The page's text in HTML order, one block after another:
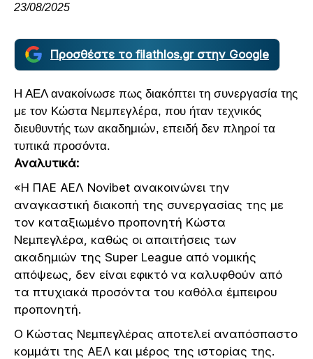
23/08/2025
Προσθέστε το filathlos.gr στην Google
Η ΑΕΛ ανακοίνωσε πως διακόπτει τη συνεργασία της
με τον Κώστα Νεμπεγλέρα, που ήταν τεχνικός
διευθυντής των ακαδημιών, επειδή δεν πληροί τα
τυπικά προσόντα.
Αναλυτικά:
«Η ΠΑΕ ΑΕΛ Novibet ανακοινώνει την
αναγκαστική διακοπή της συνεργασίας της με
τον καταξιωμένο προπονητή Κώστα
Νεμπεγλέρα, καθώς οι απαιτήσεις των
ακαδημιών της Super League από νομικής
απόψεως, δεν είναι εφικτό να καλυφθούν από
τα πτυχιακά προσόντα του καθόλα έμπειρου
προπονητή.
Ο Κώστας Νεμπεγλέρας αποτελεί αναπόσπαστο
κομμάτι της ΑΕΛ και μέρος της ιστορίας της.